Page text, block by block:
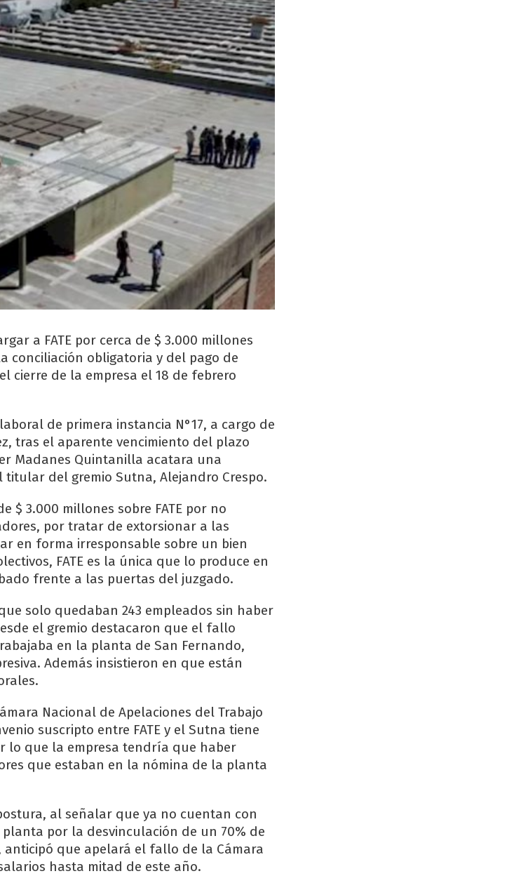
a FATE por cerca de $ 3.000 millones
conciliación obligatoria y del pago de
cierre de la empresa el 18 de febrero
de primera instancia N°17, a cargo de
tras el aparente vencimiento del plazo
Madanes Quintanilla acatara una
titular del gremio Sutna, Alejandro Crespo.
$ 3.000 millones sobre FATE por no
por tratar de extorsionar a las
en forma irresponsable sobre un bien
FATE es la única que lo produce en
frente a las puertas del juzgado.
solo quedaban 243 empleados sin haber
el gremio destacaron que el fallo
en la planta de San Fernando,
Además insistieron en que están
Nacional de Apelaciones del Trabajo
suscripto entre FATE y el Sutna tiene
lo que la empresa tendría que haber
que estaban en la nómina de la planta
al señalar que ya no cuentan con
por la desvinculación de un 70% de
anticipó que apelará el fallo de la Cámara
hasta mitad de este año.